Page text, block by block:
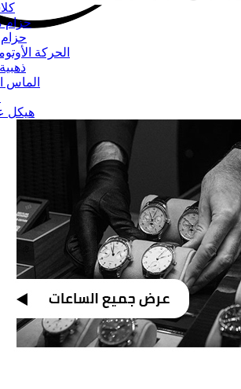
حزام
الحركة
الماس
هيكل